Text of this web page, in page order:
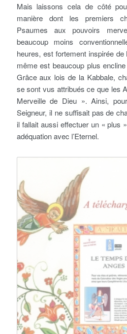
Mais laissons cela de côté
manière dont les premiers
Psaumes aux pouvoirs
beaucoup moins
heures, est fortement inspirée
même est beaucoup plus
Grâce aux lois de la Kabbale,
se sont vus attribués ce que les
Merveille de Dieu ». Ainsi,
Seigneur, il ne suffisait pas de
il fallait aussi effectuer un « plus
adéquation avec l’Eternel.